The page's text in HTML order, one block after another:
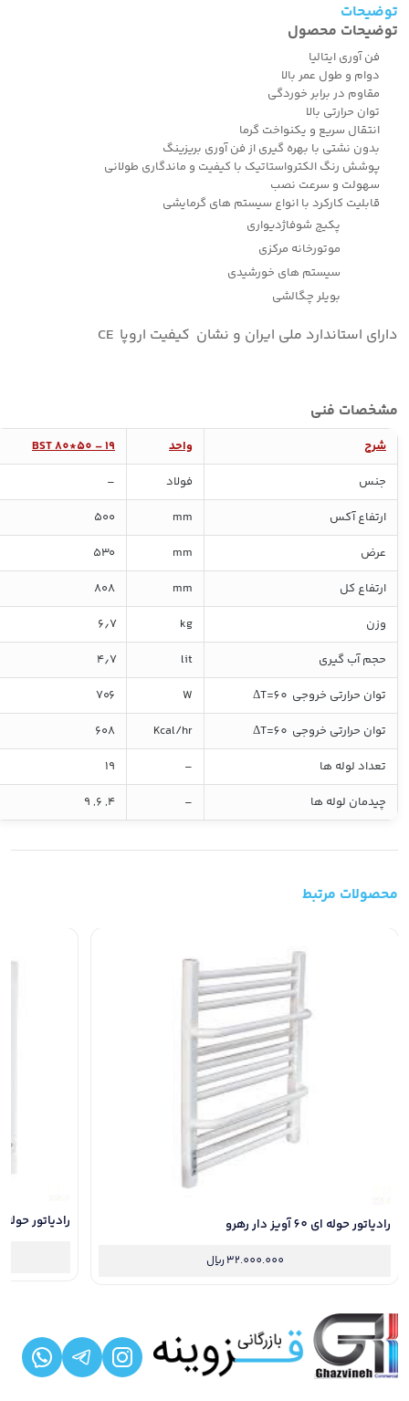
حوله
فولادی
گارانتی
طلایی
توضیحات
توضیحات محصول
فن آوری ایتالیا
دوام و طول عمر بالا
مقاوم در برابر خوردگی
توان حرارتی بالا
انتقال سریع و یکنواخت گرما
بدون نشتی با بهره گیری از فن آوری بریزینگ
پوشش رنگ الکترواستاتیک با کیفیت و ماندگاری طولانی
سهولت و سرعت نصب
قابلیت کارکرد با انواع سیستم های گرمایشی
پکیج شوفاژدیواری
موتورخانه مرکزی
سیستم های خورشیدی
بویلر چگالشی
دارای استاندارد ملی ایران و نشان کیفیت اروپا CE
مشخصات فنی
شرح واحد
BST 80*50 – 19
جنس
فولاد
–
ارتفاع آکس
mm
۵۰۰
عرض
mm
۵۳۰
ارتفاع کل
mm
۸۰۸
وزن
kg
۶٫۷
حجم آب گیری
lit
۴٫۷
توان حرارتی خروجی ΔT=60
W
۷۰۶
توان حرارتی خروجی ΔT=60
Kcal/hr
۶۰۸
تعداد لوله ها
–
۱۹
چیدمان لوله ها
– ۴, ۶, ۹
محصولات مرتبط
رادیاتور حوله ای 60 آویز دار رهرو
32.000.000ریال
رادیاتور حوله ای 60 سانت ساده